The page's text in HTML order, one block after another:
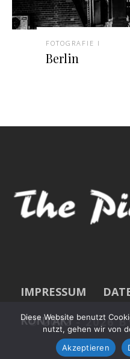
FOTOGRAFIE I
Berlin
IMPRESSUM
KONTAKT
© 2022 -2026
Diese Website benutzt
nutzt, gehen wir von
Akzeptieren